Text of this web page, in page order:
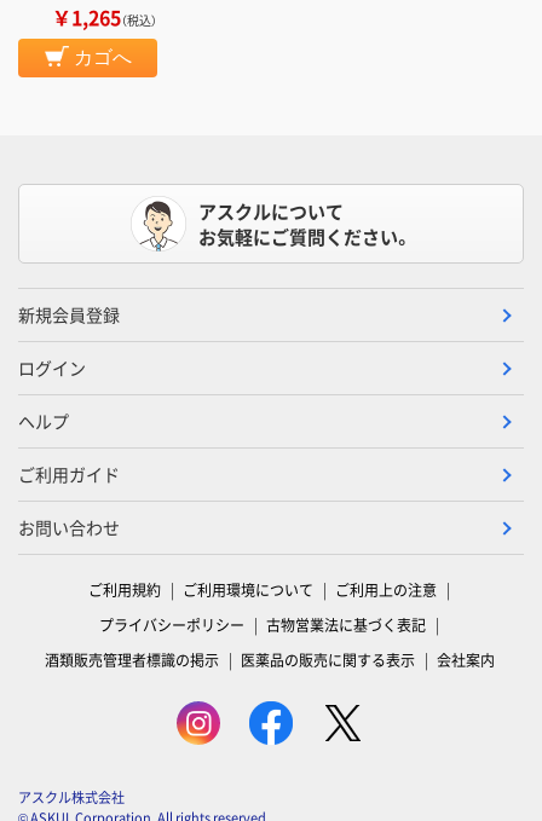
￥1,265（税込）
カゴへ
アスクルについて
お気軽にご質問ください。
新規会員登録
ログイン
ヘルプ
ご利用ガイド
お問い合わせ
ご利用規約 ご利用環境について
ご利用上の注意
プライバシーポリシー
古物営業法に基づく表記
酒類販売管理者標識の掲示
医薬品の販売に関する表示 会社案内
アスクル株式会社